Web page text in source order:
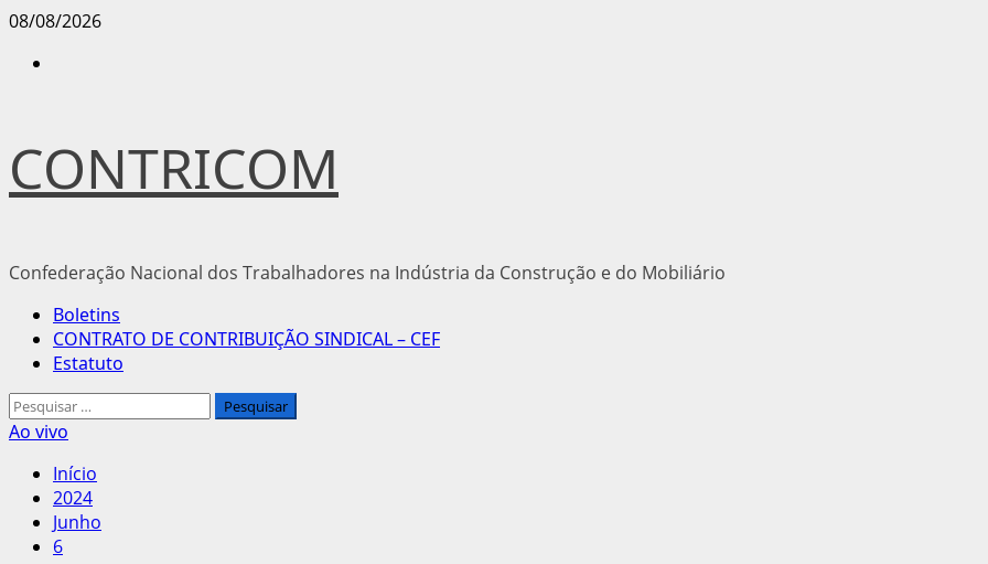
Avançar
08/08/2026
CONTRICOM
Confederação Nacional dos Trabalhadores na Indústria da Construção e do Mobiliário
Menu
principal
Boletins
CONTRATO DE CONTRIBUIÇÃO SINDICAL – CEF
Estatuto
Pesquisar
por:
Ao vivo
Início
2024
Junho
6